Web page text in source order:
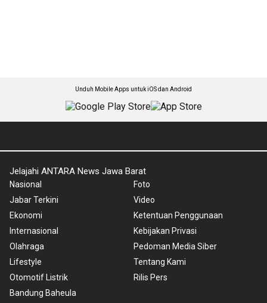
Unduh Mobile Apps untuk iOS dan Android
Jelajahi ANTARA News Jawa Barat
Nasional
Jabar Terkini
Ekonomi
Internasional
Olahraga
Lifestyle
Otomotif Listrik
Bandung Baheula
Foto
Video
Ketentuan Penggunaan
Kebijakan Privasi
Pedoman Media Siber
Tentang Kami
Rilis Pers